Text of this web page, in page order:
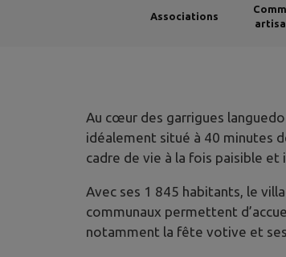
Associations
Au cœur des garrigues
idéalement situé à 40 minutes
cadre de vie à la fois paisible et
Avec ses 1 845 habitants, le
communaux permettent
notamment la fête votive et